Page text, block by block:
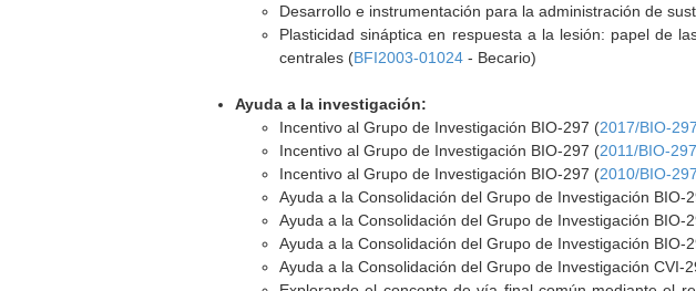
Desarrollo e instrumentación para la administración de
Plasticidad sináptica en respuesta a la lesión: papel de
centrales (BFI2003-01024 - Becario)
Ayuda a la investigación:
Incentivo al Grupo de Investigación BIO-297 (2017/BIO-297
Incentivo al Grupo de Investigación BIO-297 (2011/BIO-297
Incentivo al Grupo de Investigación BIO-297 (2010/BIO-297
Ayuda a la Consolidación del Grupo de Investigación BIO-
Ayuda a la Consolidación del Grupo de Investigación BIO-
Ayuda a la Consolidación del Grupo de Investigación BIO-
Ayuda a la Consolidación del Grupo de Investigación CVI-